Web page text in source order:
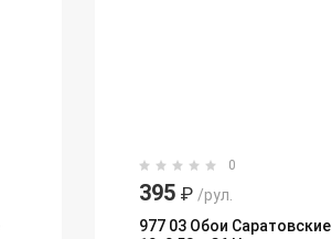
0
395 ₽ /рул.
977 03 Обои Саратовские